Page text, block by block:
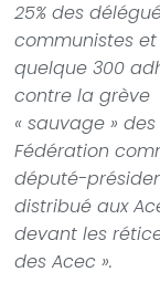
25% des
communistes
quelque 300
contre la grève
« sauvage »
Fédération
député-
distribué aux
devant les
des Acec ».